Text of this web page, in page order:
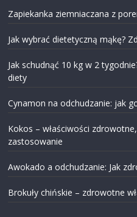
Zapiekanka ziemniaczana z
Jak wybrać dietetyczną mąkę?
Jak schudnąć 10 kg w 2
diety
Cynamon na odchudzanie: jak
Kokos – właściwości
zastosowanie
Awokado a odchudzanie: Jak
Brokuły chińskie – zdrowotne